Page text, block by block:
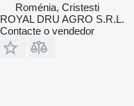
Roménia, Cristesti
ROYAL DRU AGRO S.R.L.
Contacte o vendedor